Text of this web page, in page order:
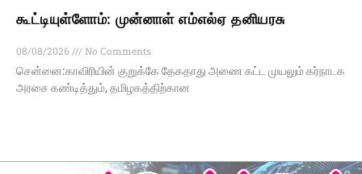
கூட்டியுள்ளோம்: முன்னாள் எம்எல்ஏ தனியரசு
08/08/2026
No Comments
சென்னை:காவிரியின் குறுக்கே தேகதாது அணை கட்ட முயலும் கர்நாடக
அரசை கண்டித்தும், தமிழகத்திற்கான